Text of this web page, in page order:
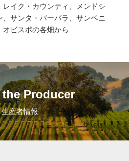
レイク・カウンティ、メンドシ
サンタ・バーバラ、サンベニ
ビスポの各畑から
Producer
生産者情報